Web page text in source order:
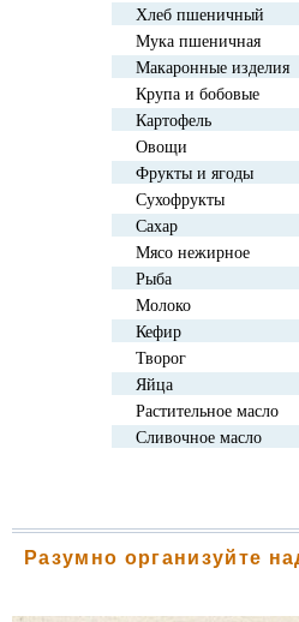
Хлеб пшеничный
Мука пшеничная
Макаронные изделия
Крупа и бобовые
Картофель
Овощи
Фрукты и ягоды
Сухофрукты
Сахар
Мясо нежирное
Рыба
Молоко
Кефир
Творог
Яйца
Растительное масло
Сливочное масло
Разумно организуйте